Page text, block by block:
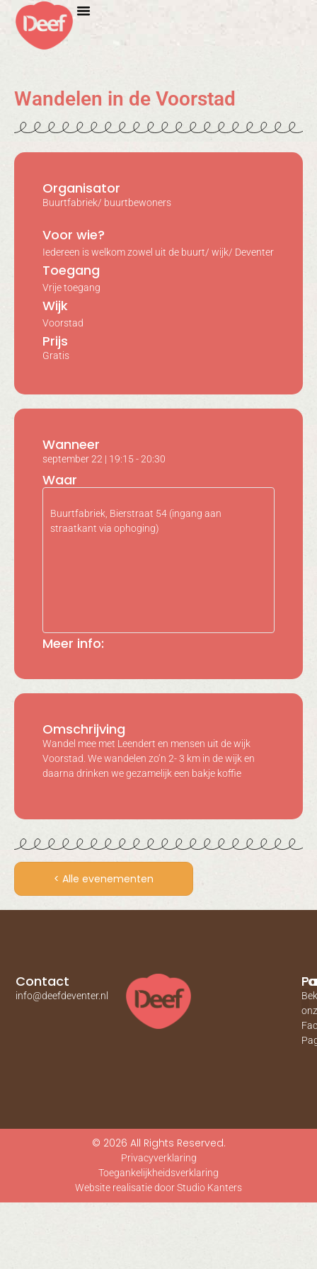
Wandelen in de Voorstad
Organisator
Buurtfabriek/ buurtbewoners
Voor wie?
Iedereen is welkom zowel uit de buurt/ wijk/ Deventer
Toegang
Vrije toegang
Wijk
Voorstad
Prijs
Gratis
Wanneer
september 22 | 19:15 -20:30
Waar
Buurtfabriek, Bierstraat 54 (ingang aan
straatkant via ophoging)
Meer info:
Omschrijving
Wandel mee met Leendert en mensen uit de wijk
Voorstad. We wandelen zo’n 2- 3 km in de wijk en
daarna drinken we gezamelijk een bakje koffie
< Alle evenementen
Contact
info@deefdeventer.nl
© 2026 All Rights Reserved.
Privacyverklaring
Toegankelijkheidsverklaring
Website realisatie door Studio Kanters